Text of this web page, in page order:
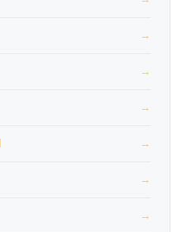
→
→
→
→
→
→